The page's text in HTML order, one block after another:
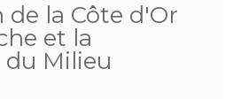
de la Côte d'Or
et la
Milieu